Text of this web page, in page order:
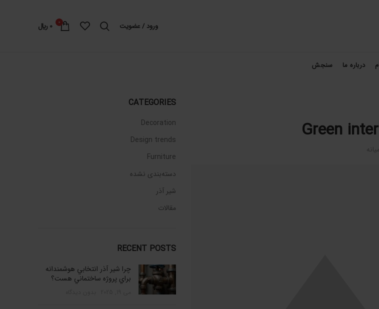
ورود / عضویت 0
0 ﷼
درباره ما سنجش
Green
CATEGORIES
Decoration
Design trends
Furniture
دسته‌بندی نشده
شیر آذر
مقالات
RECENT POSTS
چرا شير آذر انتخابي هوشمندانه
براي پروژه ساختماني هست؟